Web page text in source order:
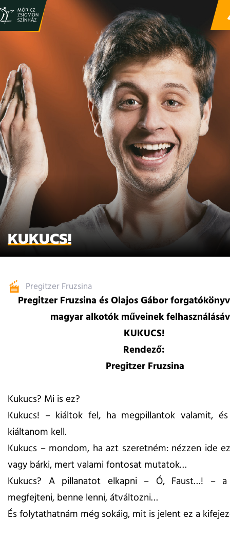
KUKUCS!
Pregitzer Fruzsina
Pregitzer Fruzsina és Olajos Gábor
magyar alkotók műveinek
KUKUCS!
Rendező:
Pregitzer Fruzsina
Kukucs? Mi is ez?
Kukucs! – kiáltok fel, ha megpillantok valamit,
kiáltanom kell.
Kukucs – mondom, ha azt szeretném: nézzen ide
vagy bárki, mert valami fontosat mutatok…
Kukucs? A pillanatot elkapni – Ó, Faust…! – a
megfejteni, benne lenni, átváltozni…
És folytathatnám még sokáig, mit is jelent ez a